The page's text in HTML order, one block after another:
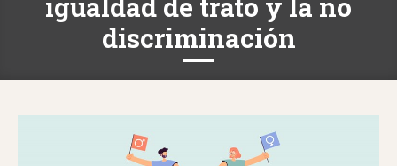
discriminación